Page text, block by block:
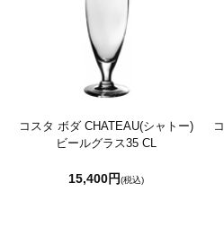
コスタ ボダ CHATEAU(シャトー)
ビールグラス35 CL
15,400円(税込)